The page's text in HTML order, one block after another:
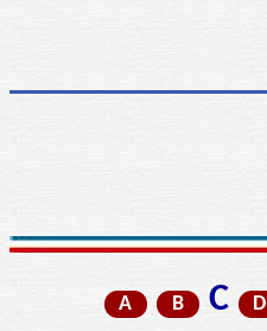
A B C D